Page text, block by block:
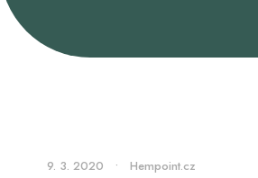
9. 3. 2020 • Hempoint.cz